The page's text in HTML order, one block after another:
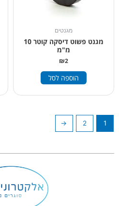
מגנטים
מגנט פשוט דיסקה קוטר 10
מ"מ
₪2
הוספה לסל
1
2
←